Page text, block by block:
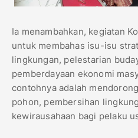
Ia menambahkan, kegiatan
untuk membahas isu-isu
lingkungan, pelestarian
pemberdayaan ekonomi
contohnya adalah
pohon, pembersihan
kewirausahaan bagi pelaku